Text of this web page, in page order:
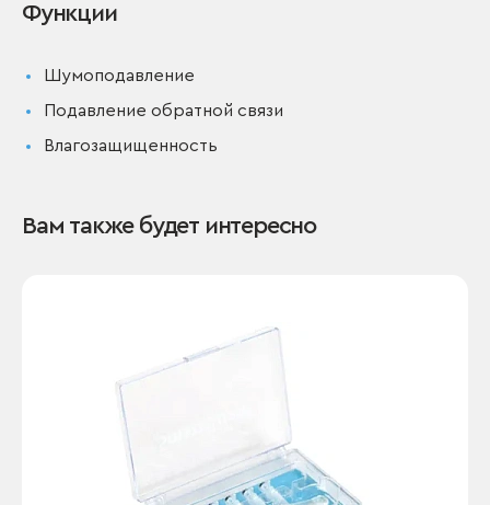
Функции
Шумоподавление
Подавление обратной связи
Влагозащищенность
Вам также будет интересно